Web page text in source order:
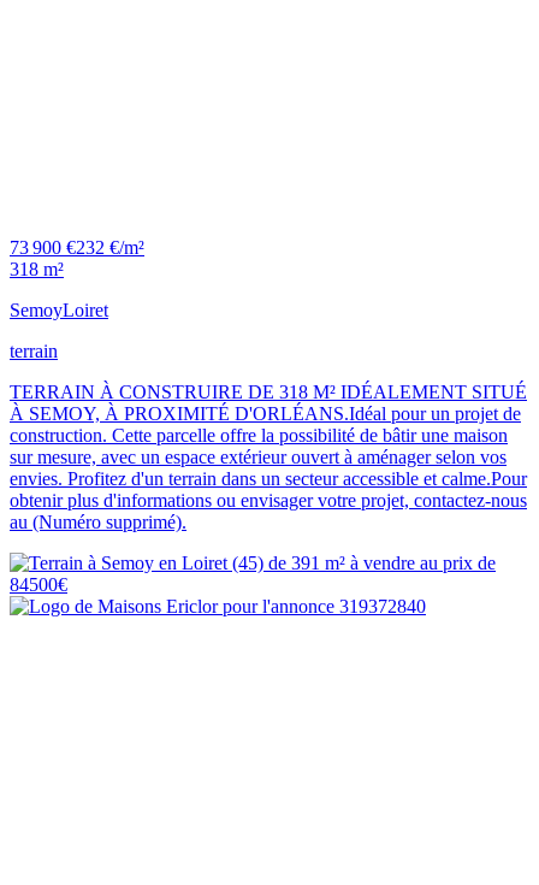
73 900 €232 €/m²
318 m²
SemoyLoiret
terrain
TERRAIN À CONSTRUIRE DE 318 M² IDÉALEMENT SITUÉ
À SEMOY, À PROXIMITÉ D'ORLÉANS.Idéal pour un projet de
construction. Cette parcelle offre la possibilité de bâtir une maison
sur mesure, avec un espace extérieur ouvert à aménager selon vos
envies. Profitez d'un terrain dans un secteur accessible et calme.Pour
obtenir plus d'informations ou envisager votre projet, contactez-nous
au (Numéro supprimé).